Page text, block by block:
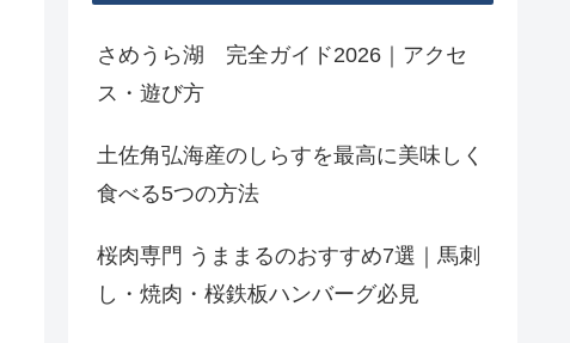
さめうら湖 完全ガイド2026｜アクセ
ス・遊び方
土佐角弘海産のしらすを最高に美味しく
食べる5つの方法
桜肉専門 うままるのおすすめ7選｜馬刺
し・焼肉・桜鉄板ハンバーグ必見